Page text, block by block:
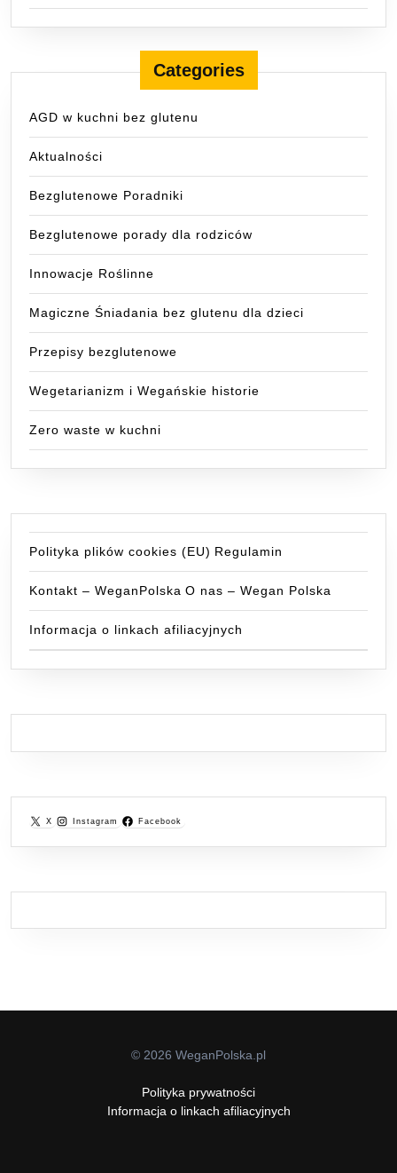
Categories
AGD w kuchni bez glutenu
Aktualności
Bezglutenowe Poradniki
Bezglutenowe porady dla rodziców
Innowacje Roślinne
Magiczne Śniadania bez glutenu dla dzieci
Przepisy bezglutenowe
Wegetarianizm i Wegańskie historie
Zero waste w kuchni
Polityka plików cookies (EU) Regulamin
Kontakt – WeganPolska O nas – Wegan Polska
Informacja o linkach afiliacyjnych
X Instagram Facebook
© 2026 WeganPolska.pl
Polityka prywatności
Informacja o linkach afiliacyjnych